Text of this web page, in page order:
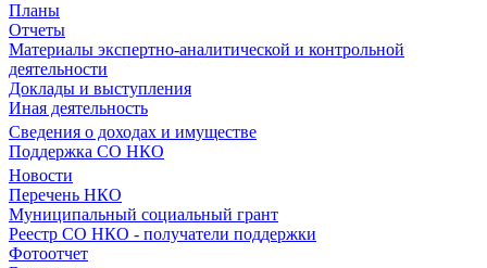
Планы
Отчеты
Материалы экспертно-аналитической и контрольной
деятельности
Доклады и выступления
Иная деятельность
Сведения о доходах и имуществе
Поддержка СО НКО
Новости
Перечень НКО
Муниципальный социальный грант
Реестр СО НКО - получатели поддержки
Фотоотчет